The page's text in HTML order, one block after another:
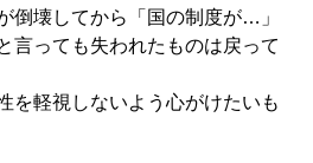
倒壊してから「国の制度が…」
言っても失われたものは戻って
を軽視しないよう心がけたいも